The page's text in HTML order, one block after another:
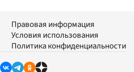
Правовая информация
Условия использования
Политика конфиденциальности